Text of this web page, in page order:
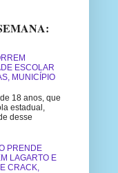
ESCOLAR
MUNICÍPIO
18 anos, que
estadual,
desse
PRENDE
LAGARTO E
CRACK,